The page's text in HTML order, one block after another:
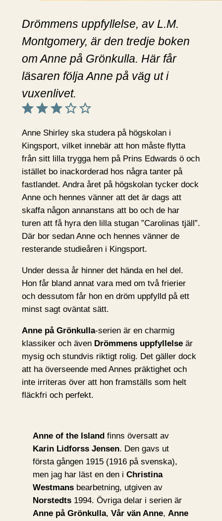
Drömmens uppfyllelse, av L.M.
Montgomery, är den tredje boken
om Anne på Grönkulla. Här får
läsaren följa Anne på väg ut i
vuxenlivet.
Anne Shirley ska studera på högskolan i
Kingsport, vilket innebär att hon måste flytta
från sitt lilla trygga hem på Prins Edwards ö och
istället bo inackorderad hos några tanter på
fastlandet. Andra året på högskolan tycker dock
Anne och hennes vänner att det är dags att
skaffa någon annanstans att bo och de har
turen att få hyra den lilla stugan ”Carolinas tjäll”.
Där bor sedan Anne och hennes vänner de
resterande studieåren i Kingsport.
Under dessa år hinner det hända en hel del.
Hon får bland annat vara med om två frierier
och dessutom får hon en dröm uppfylld på ett
minst sagt oväntat sätt.
Anne på Grönkulla-serien är en charmig
klassiker och även Drömmens uppfyllelseär
mysig och stundvis riktigt rolig. Det gäller dock
att ha överseende med Annes präktighet och
inte irriteras över att hon framställs som helt
fläckfri och perfekt.
Anne of the Island finns översatt av
Karin Lidforss Jensen. Den gavs ut
första gången 1915 (1916 på svenska),
men jag har läst en den iChristina
Westmans bearbetning, utgiven av
Norstedts 1994. Övriga delar i serien är
Anne på Grönkulla,Vår vän Anne,Anne